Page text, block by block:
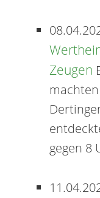
Zeugen
gegen 8